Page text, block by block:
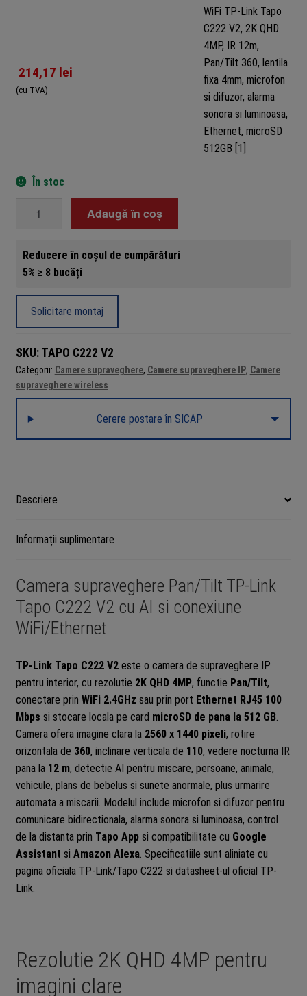
214,17 lei
(cu TVA)
În stoc
IP
WiFi
TP-
Link
Tapo
V2,
2K
QHD
lentila
4mm,
microfon
difuzor,
alarma
sonora
si
Ethernet,
microSD
512GB
Adaugă în coș
Reducere în coșul de cumpărături
5% ≥ 8 bucăți
Solicitare montaj
SKU: TAPO C222 V2
Categorii: Camere supraveghere, Camere supraveghere IP, Camere
supraveghere wireless
Cerere postare în SICAP
Descriere
Informații suplimentare
Camera supraveghere Pan/Tilt TP-Link
Tapo C222 V2 cu AI si conexiune
WiFi/Ethernet
TP-Link Tapo C222 V2este o camera de supraveghere IP
pentru interior, cu rezolutie 2K QHD 4MP, functie Pan/Tilt,
conectare prin WiFi 2.4GHz sau prin port Ethernet RJ45 100
Mbps si stocare locala pe card microSD de pana la 512 GB.
Camera ofera imagine clara la 2560 x 1440 pixeli, rotire
orizontala de 360, inclinare verticala de 110, vedere nocturna IR
pana la 12 m, detectie AI pentru miscare, persoane, animale,
vehicule, plans de bebelus si sunete anormale, plus urmarire
automata a miscarii. Modelul include microfon si difuzor pentru
comunicare bidirectionala, alarma sonora si luminoasa, control
de la distanta prin Tapo Appsi compatibilitate cu Google
Assistant si Amazon Alexa. Specificatiile sunt aliniate cu
pagina oficiala TP-Link/Tapo C222 si datasheet-ul oficial TP-
Link.
Rezolutie 2K QHD 4MP pentru
imagini clare